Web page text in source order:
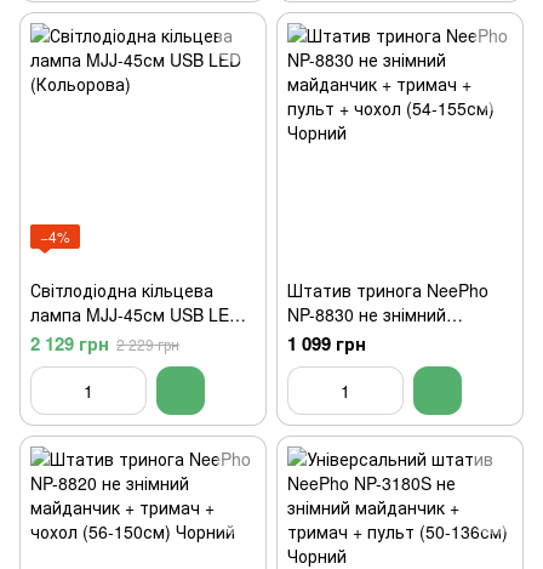
−4%
Світлодіодна кільцева
лампа MJJ-45см USB LED
(Кольорова)
2 129 грн 2 229 грн
Штатив тринога NeePho
NP-8830 не знімний
майданчик + тримач +
пульт + чохол (54-155см)
Чорний
1 099 грн